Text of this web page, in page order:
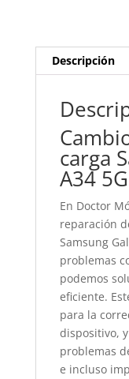
Descripción
carga
A34 5G
En Doctor
reparación
Samsung
problemas
podemos
eficiente.
para la
dispositivo,
problemas
e incluso